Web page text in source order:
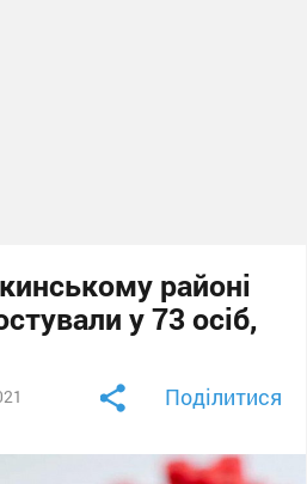
районі
у 73 осіб,
Поділитися